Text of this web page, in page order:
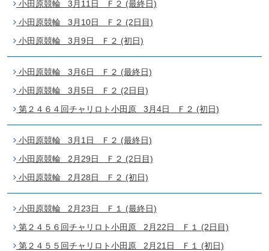
小田原競輪 3月11日 Ｆ２ (最終日)
小田原競輪 3月10日 Ｆ２ (2日目)
小田原競輪 3月9日 Ｆ２ (初日)
小田原競輪 3月6日 Ｆ２ (最終日)
小田原競輪 3月5日 Ｆ２ (2日目)
第２４６４回チャリロト小田原 3月4日 Ｆ２ (初日)
小田原競輪 3月1日 Ｆ２ (最終日)
小田原競輪 2月29日 Ｆ２ (2日目)
小田原競輪 2月28日 Ｆ２ (初日)
小田原競輪 2月23日 Ｆ１ (最終日)
第２４５６回チャリロト小田原 2月22日 Ｆ１ (2日目)
第２４５５回チャリロト小田原 2月21日 Ｆ１ (初日)